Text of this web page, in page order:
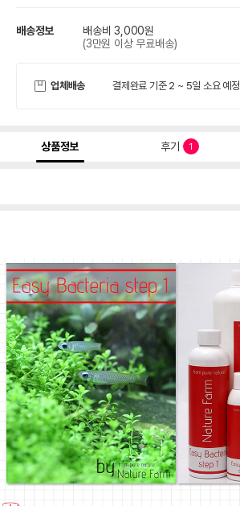
배송정보
배송비 3,000원
(3만원 이상 무료배송)
업체배송 결제완료 기준 2 ~ 5일 소요 예정
상품정보 후기 1